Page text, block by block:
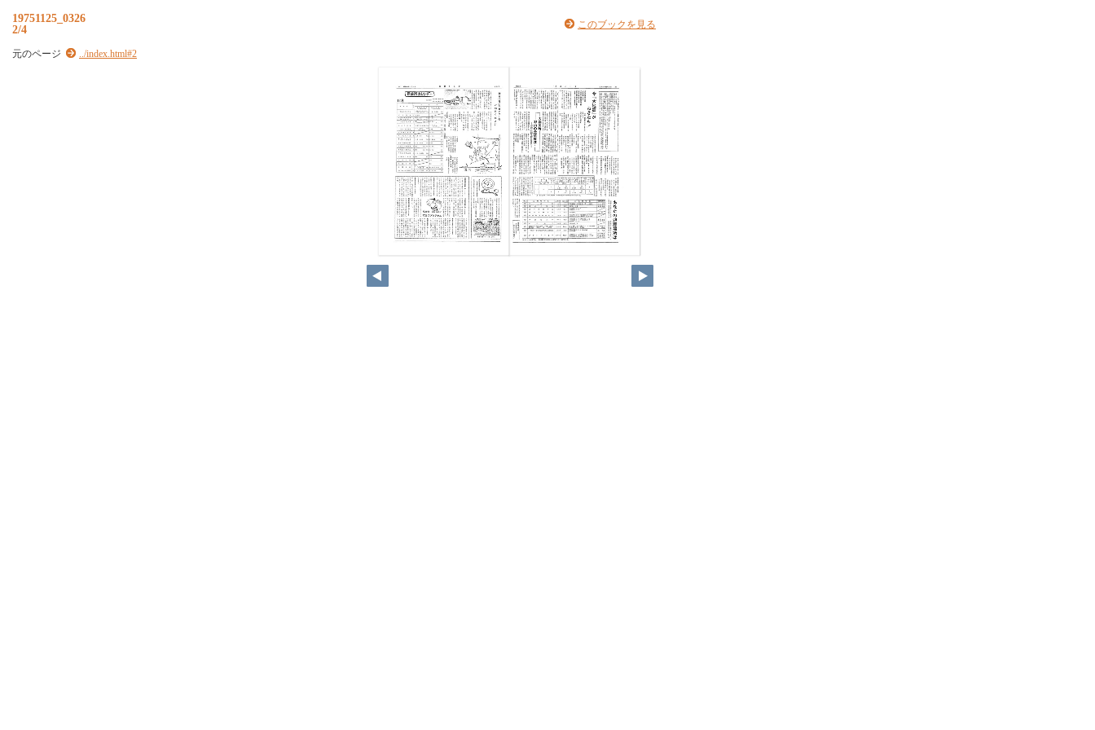
19751125_0326
2/4
元のページ ../index.html#2
このブックを見る